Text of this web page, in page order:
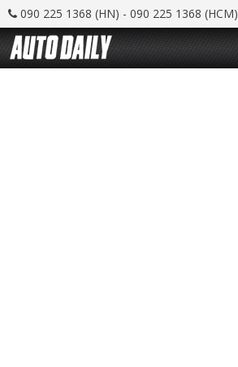
090 225 1368 (HN) - 090 225 1368 (HCM)